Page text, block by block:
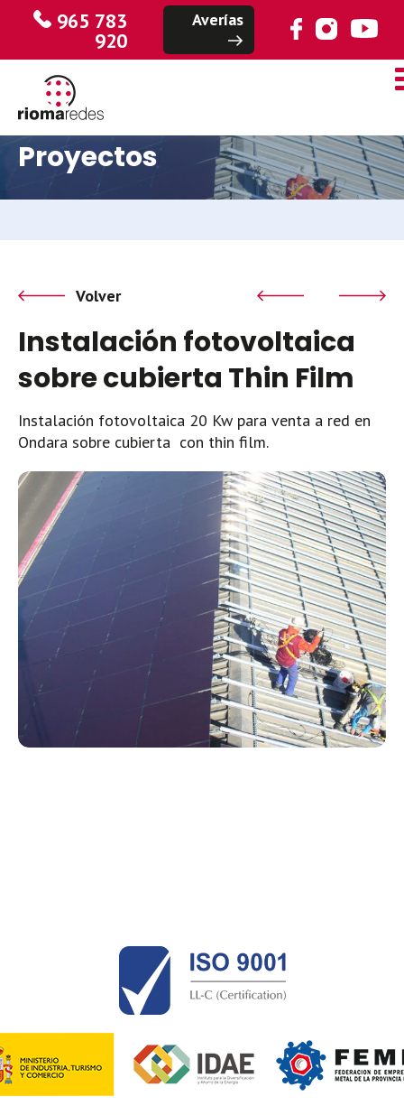
965 783
920
Averías
Proyectos
Volver
Instalación fotovoltaica
sobre cubierta Thin Film
Instalación fotovoltaica 20 Kw para venta a red en
Ondara sobre cubierta con thin film.